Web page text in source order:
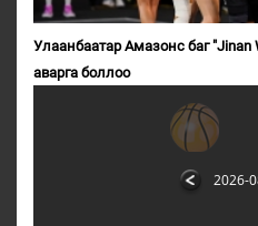
Улаанбаатар Амазонс баг "Jinan
аварга боллоо
2026-